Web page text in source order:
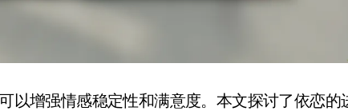
以增强情感稳定性和满意度。本文探讨了依恋的